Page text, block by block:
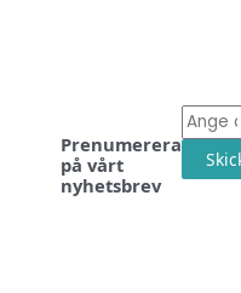
Prenumerera
på vårt
nyhetsbrev
E-
post